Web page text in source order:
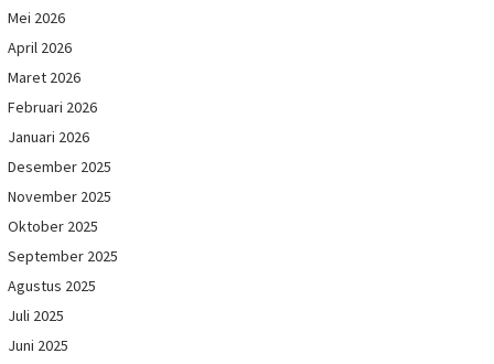
Mei 2026
April 2026
Maret 2026
Februari 2026
Januari 2026
Desember 2025
November 2025
Oktober 2025
September 2025
Agustus 2025
Juli 2025
Juni 2025